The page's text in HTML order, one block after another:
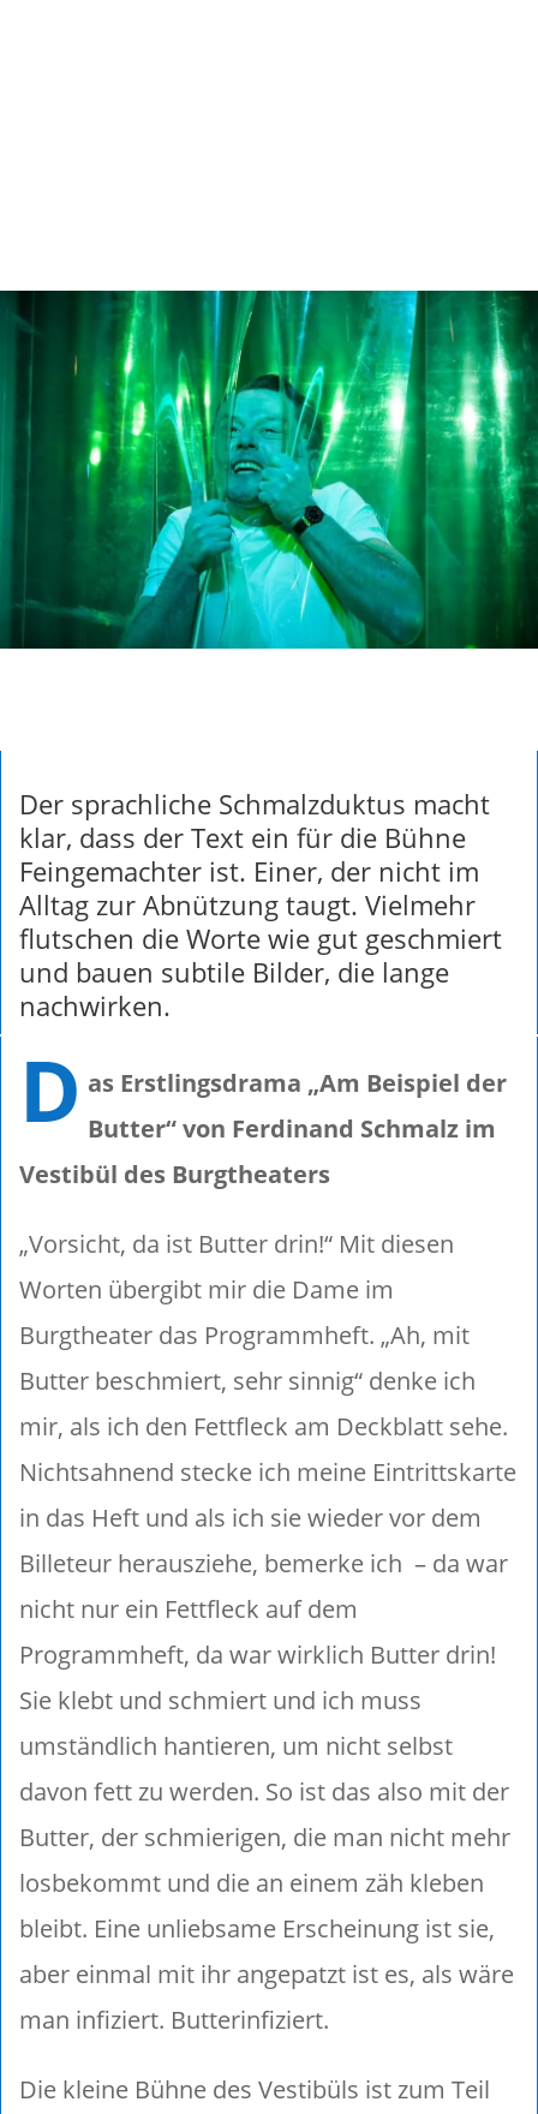
Der sprachliche Schmalzduktus macht
klar, dass der Text ein für die Bühne
Feingemachter ist. Einer, der nicht im
Alltag zur Abnützung taugt. Vielmehr
flutschen die Worte wie gut geschmiert
und bauen subtile Bilder, die lange
nachwirken.
D as Erstlingsdrama „Am Beispiel der
Butter“ von Ferdinand Schmalz im
Vestibül des Burgtheaters
„Vorsicht, da ist Butter drin!“ Mit diesen
Worten übergibt mir die Dame im
Burgtheater das Programmheft. „Ah, mit
Butter beschmiert, sehr sinnig“ denke ich
mir, als ich den Fettfleck am Deckblatt sehe.
Nichtsahnend stecke ich meine Eintrittskarte
in das Heft und als ich sie wieder vor dem
Billeteur herausziehe, bemerke ich – da war
nicht nur ein Fettfleck auf dem
Programmheft, da war wirklich Butter drin!
Sie klebt und schmiert und ich muss
umständlich hantieren, um nicht selbst
davon fett zu werden. So ist das also mit der
Butter, der schmierigen, die man nicht mehr
losbekommt und die an einem zäh kleben
bleibt. Eine unliebsame Erscheinung ist sie,
aber einmal mit ihr angepatzt ist es, als wäre
man infiziert. Butterinfiziert.
Die kleine Bühne des Vestibüls ist zum Teil